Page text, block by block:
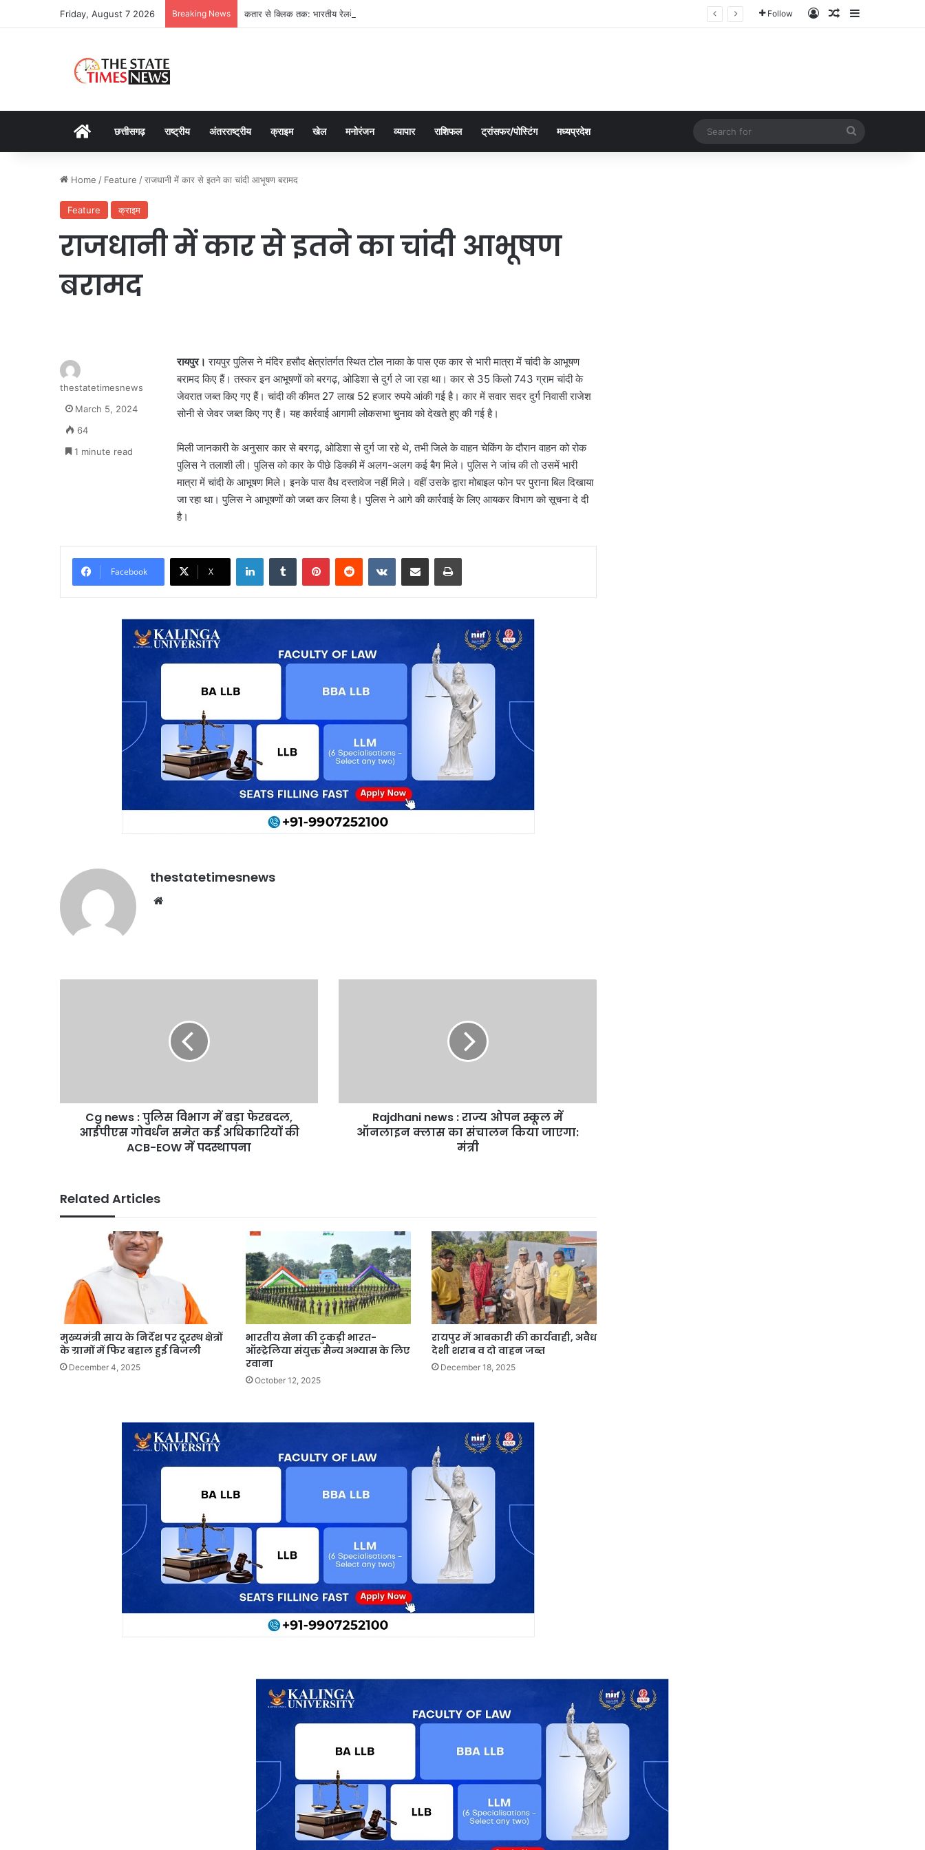
Friday, August 7 2026 Breaking News कतार से क्लिक तक: भारतीय रेलवे में यात्री आरक्षण के चार दशक Follow Log InRandom Article
Sidebar
Homeछत्तीसगढ़ राष्ट्रीय अंतरराष्ट्रीय क्राइम खेल मनोरंजन व्यापार राशिफल ट्रांसफर/पोस्टिंग मध्यप्रदेश
for
Home / Feature /राजधानी में कार से इतने का चांदी आभूषण बरामद
Feature क्राइम
राजधानी में कार से इतने का चांदी आभूषण
बरामद
रायपुर।रायपुर पुलिस ने मंदिर हसौद क्षेत्रांतर्गत स्थित टोल नाका के पास एक कार से भारी मात्रा में चांदी के आभूषण
बरामद किए हैं। तस्कर इन आभूषणों को बरगढ़, ओडिशा से दुर्ग ले जा रहा था। कार से 35 किलो 743 ग्राम चांदी के
जेवरात जब्त किए गए हैं। चांदी की कीमत 27 लाख 52 हजार रुपये आंकी गई है। कार में सवार सदर दुर्ग निवासी राजेश
सोनी से जेवर जब्त किए गए हैं। यह कार्रवाई आगामी लोकसभा चुनाव को देखते हुए की गई है।
मिली जानकारी के अनुसार कार से बरगढ़, ओडिशा से दुर्ग जा रहे थे, तभी जिले के वाहन चेकिंग के दौरान वाहन को रोक
पुलिस ने तलाशी ली। पुलिस को कार के पीछे डिक्की में अलग-अलग कई बैग मिले। पुलिस ने जांच की तो उसमें भारी
मात्रा में चांदी के आभूषण मिले। इनके पास वैध दस्तावेज नहीं मिले। वहीं उसके द्वारा मोबाइल फोन पर पुराना बिल दिखाया
जा रहा था। पुलिस ने आभूषणों को जब्त कर लिया है। पुलिस ने आगे की कार्रवाई के लिए आयकर विभाग को सूचना दे दी
है।
thestatetimesnews
March 5, 2024
64
1 minute read
Facebook X
LinkedInTumblr PinterestReddit VKontakteShare via Email Print
thestatetimesnews
आईपीएस
EOW
में
Cg news : पुलिस विभाग में बड़ा फेरबदल,
आईपीएस गोवर्धन समेत कई अधिकारियों की
ACB-EOW में पदस्थापना
क्लास
संचालन
Rajdhani news : राज्य ओपन स्कूल में
ऑनलाइन क्लास का संचालन किया जाएगा:
मंत्री
Related Articles
मुख्यमंत्री साय के निर्देश पर दूरस्थ क्षेत्रों
के ग्रामों में फिर बहाल हुई बिजली
December 4, 2025
भारतीय सेना की टुकड़ी भारत-
ऑस्ट्रेलिया संयुक्त सैन्य अभ्यास के लिए
रवाना
October 12, 2025
रायपुर में आबकारी की कार्यवाही, अवैध
देशी शराब व दो वाहन जब्त
December 18, 2025